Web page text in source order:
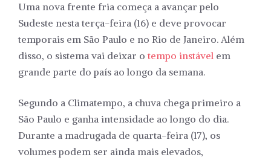
Uma nova frente fria começa a avançar pelo
Sudeste nesta terça-feira (16) e deve provocar
temporais em São Paulo e no Rio de Janeiro. Além
disso, o sistema vai deixar o tempo instável em
grande parte do país ao longo da semana.
Segundo a Climatempo, a chuva chega primeiro a
São Paulo e ganha intensidade ao longo do dia.
Durante a madrugada de quarta-feira (17), os
volumes podem ser ainda mais elevados,